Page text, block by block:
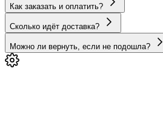
Как заказать и оплатить?
Сколько идёт доставка?
Можно ли вернуть, если не подошла?